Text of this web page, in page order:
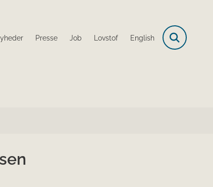
Presse Job Lovstof English